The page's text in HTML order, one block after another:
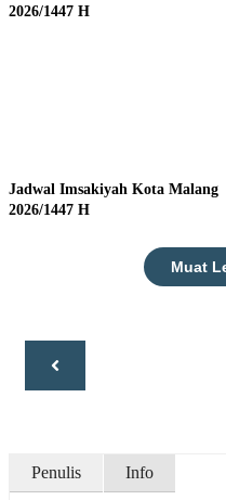
2026/1447 H
Jadwal Imsakiyah Kota Malang
2026/1447 H
Muat
Penulis Info